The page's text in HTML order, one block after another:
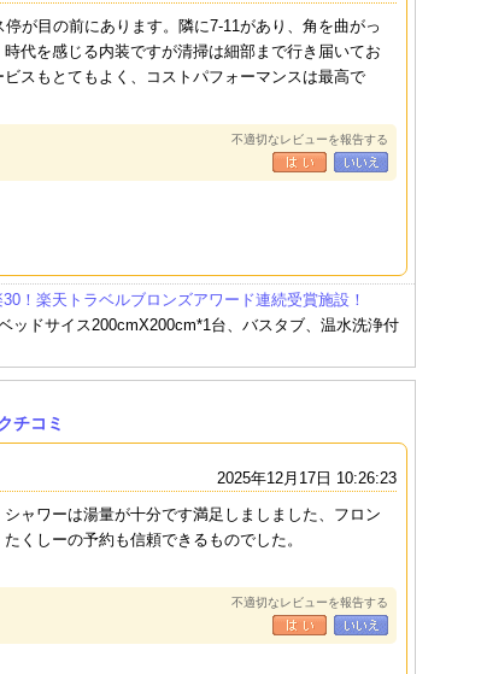
が目の前にあります。隣に7-11があり、角を曲がっ
代を感じる内装ですが清掃は細部まで行き届いてお
スもとてもよく、コストパフォーマンスは最高で
不適切なレビューを報告する
！楽天トラベルブロンズアワード連続受賞施設！
ッドサイス200cmX200cm*1台、バスタブ、温水洗浄付
チコミ
2025年12月17日 10:26:23
ャワーは湯量が十分です満足しましました、フロン
くしーの予約も信頼できるものでした。
不適切なレビューを報告する